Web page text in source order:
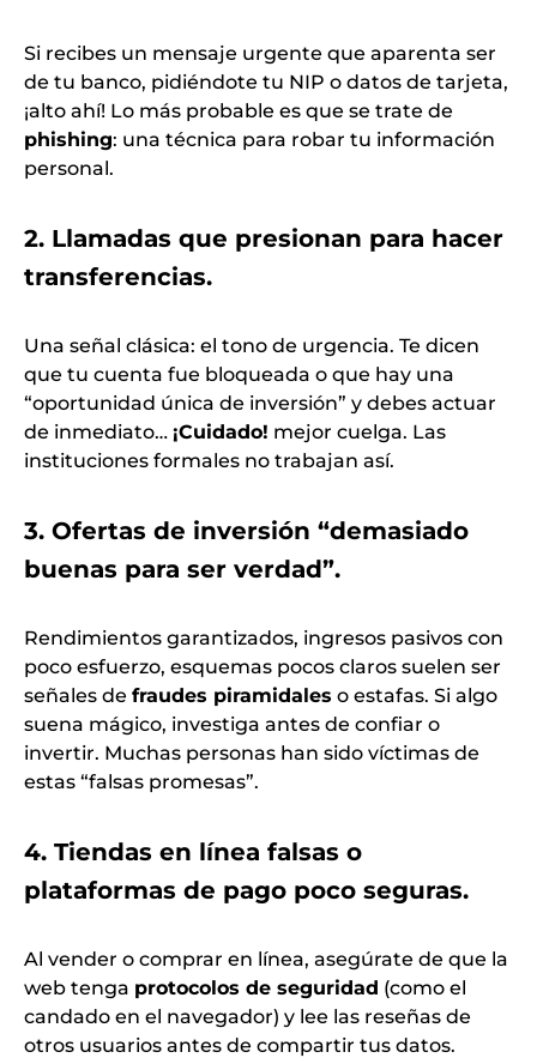
Si recibes un mensaje urgente que aparenta ser
de tu banco, pidiéndote tu NIP o datos de tarjeta,
¡alto ahí! Lo más probable es que se trate de
phishing: una técnica para robar tu información
personal.
2. Llamadas que presionan para hacer
transferencias.
Una señal clásica: el tono de urgencia. Te dicen
que tu cuenta fue bloqueada o que hay una
“oportunidad única de inversión” y debes actuar
de inmediato… ¡Cuidado! mejor cuelga. Las
instituciones formales no trabajan así.
3. Ofertas de inversión “demasiado
buenas para ser verdad”.
Rendimientos garantizados, ingresos pasivos con
poco esfuerzo, esquemas pocos claros suelen ser
señales de fraudes piramidales o estafas. Si algo
suena mágico, investiga antes de confiar o
invertir. Muchas personas han sido víctimas de
estas “falsas promesas”.
4. Tiendas en línea falsas o
plataformas de pago poco seguras.
Al vender o comprar en línea, asegúrate de que la
web tenga protocolos de seguridad (como el
candado en el navegador) y lee las reseñas de
otros usuarios antes de compartir tus datos.